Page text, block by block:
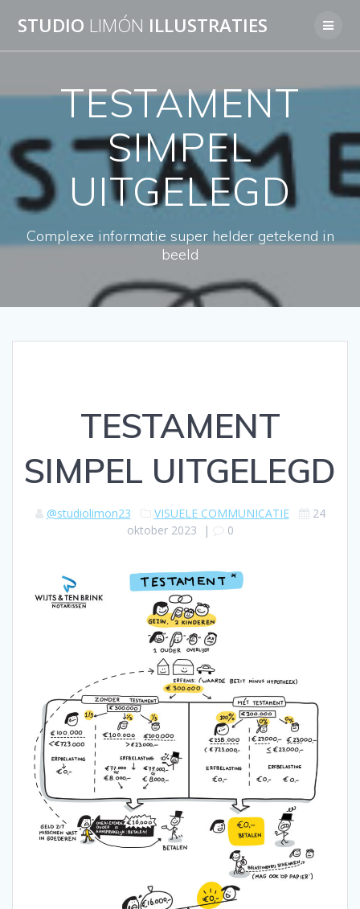
to
STUDIO LIMÓN ILLUSTRATIES
TESTAMENT
SIMPEL
UITGELEGD
Complexe informatie super helder getekend in
beeld
TESTAMENT
SIMPEL UITGELEGD
@studiolimon23 VISUELE COMMUNICATIE
24
oktober 2023 | 0